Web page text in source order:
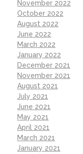
November 2022
October 2022
August 2022
June 2022
March 2022
January 2022
December 2021
November 2021
August 2021
July 2021
June 2021
May 2021
April 2021
March 2021
January 2021